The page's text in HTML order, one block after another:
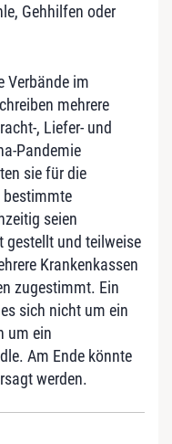
Gehhilfen oder
Verbände im
mehrere
, Liefer- und
Pandemie
sie für die
bestimmte
seien
gestellt und teilweise
Krankenkassen
zugestimmt. Ein
sich nicht um ein
um ein
Am Ende könnte
werden.